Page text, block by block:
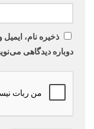
ذخیره نام،
دوباره دیدگاهی